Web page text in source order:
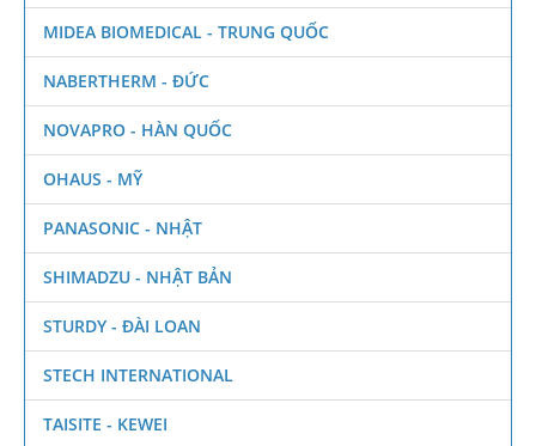
MIDEA BIOMEDICAL - TRUNG QUỐC
NABERTHERM - ĐỨC
NOVAPRO - HÀN QUỐC
OHAUS - MỸ
PANASONIC - NHẬT
SHIMADZU - NHẬT BẢN
STURDY - ĐÀI LOAN
STECH INTERNATIONAL
TAISITE - KEWEI